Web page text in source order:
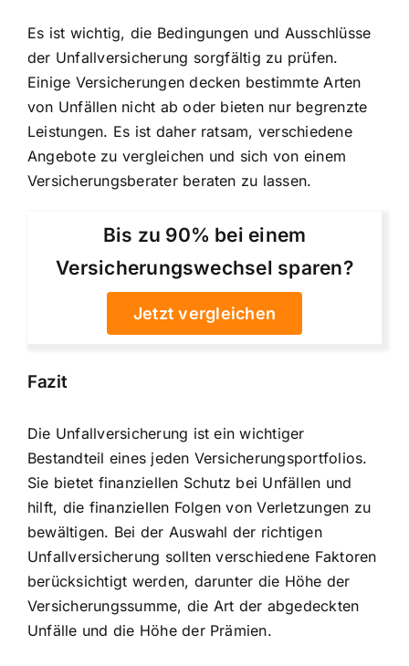
Es ist wichtig, die Bedingungen und Ausschlüsse
der Unfallversicherung sorgfältig zu prüfen.
Einige Versicherungen decken bestimmte Arten
von Unfällen nicht ab oder bieten nur begrenzte
Leistungen. Es ist daher ratsam, verschiedene
Angebote zu vergleichen und sich von einem
Versicherungsberater beraten zu lassen.
Bis zu 90% bei einem
Versicherungswechsel sparen?
Jetzt vergleichen
Fazit
Die Unfallversicherung ist ein wichtiger
Bestandteil eines jeden Versicherungsportfolios.
Sie bietet finanziellen Schutz bei Unfällen und
hilft, die finanziellen Folgen von Verletzungen zu
bewältigen. Bei der Auswahl der richtigen
Unfallversicherung sollten verschiedene Faktoren
berücksichtigt werden, darunter die Höhe der
Versicherungssumme, die Art der abgedeckten
Unfälle und die Höhe der Prämien.